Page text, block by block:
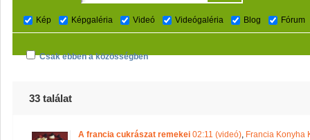
Kép Képgaléria Videó Videógaléria Blog Fórum
Csak ebben a közösségben
33 találat
A francia cukrászat remekei 02:11 (videó), Francia Konyha